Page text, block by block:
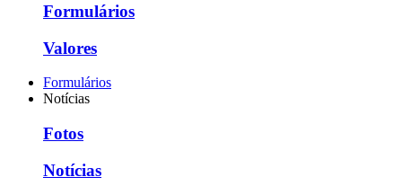
Formulários
Valores
Formulários
Notícias
Fotos
Notícias